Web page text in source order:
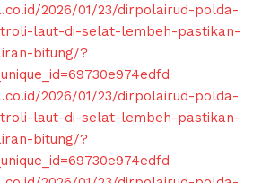
2026/01/23/dirpolairud-polda-
laut-di-selat-lembeh-pastikan-
bitung/?
2026/01/23/dirpolairud-polda-
laut-di-selat-lembeh-pastikan-
bitung/?